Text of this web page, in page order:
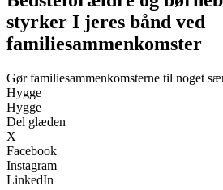
styrker I jeres bånd ved
familiesammenkomster
Gør familiesammenkomsterne til noget
Hygge
Hygge
Del glæden
X
Facebook
Instagram
LinkedIn